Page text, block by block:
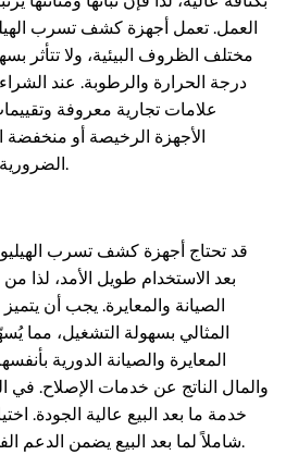
العمل. تعمل أجهزة كشف تسرب
مختلف الظروف البيئية، ولا تتأثر
درجة الحرارة والرطوبة. عند
علامات تجارية معروفة
الأجهزة الرخيصة أو منخفضة
الضرورية الناتجة عن أعطال الأجهزة.
قد تحتاج أجهزة كشف تسرب
بعد الاستخدام طويل الأمد، لذا
الصيانة والمعايرة. يجب أن
المثالي بسهولة التشغيل، مما
المعايرة والصيانة الدورية
والمال الناتج عن خدمات الإصلاح. في
خدمة ما بعد البيع عالية الجودة.
شاملاً لما بعد البيع يضمن الدعم الفوري عند حدوث أي مشكلة.